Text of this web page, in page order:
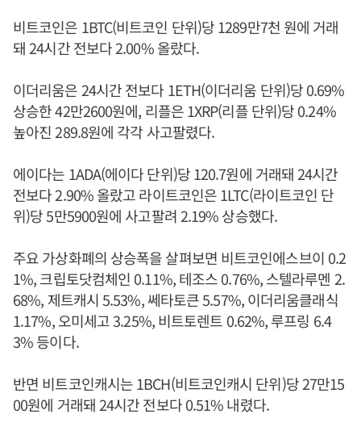
비트코인은 1BTC(비트코인 단위)당 1289만7천 원에 거래
돼 24시간 전보다 2.00% 올랐다.
이더리움은 24시간 전보다 1ETH(이더리움 단위)당 0.69%
상승한 42만2600원에, 리플은 1XRP(리플 단위)당 0.24%
높아진 289.8원에 각각 사고팔렸다.
에이다는 1ADA(에이다 단위)당 120.7원에 거래돼 24시간
전보다 2.90% 올랐고 라이트코인은 1LTC(라이트코인 단
위)당 5만5900원에 사고팔려 2.19% 상승했다.
주요 가상화폐의 상승폭을 살펴보면 비트코인에스브이 0.2
1%, 크립토닷컴체인 0.11%, 테조스 0.76%, 스텔라루멘 2.
68%, 제트캐시 5.53%, 쎄타토큰 5.57%, 이더리움클래식
1.17%, 오미세고 3.25%, 비트토렌트 0.62%, 루프링 6.4
3% 등이다.
반면 비트코인캐시는 1BCH(비트코인캐시 단위)당 27만15
00원에 거래돼 24시간 전보다 0.51% 내렸다.